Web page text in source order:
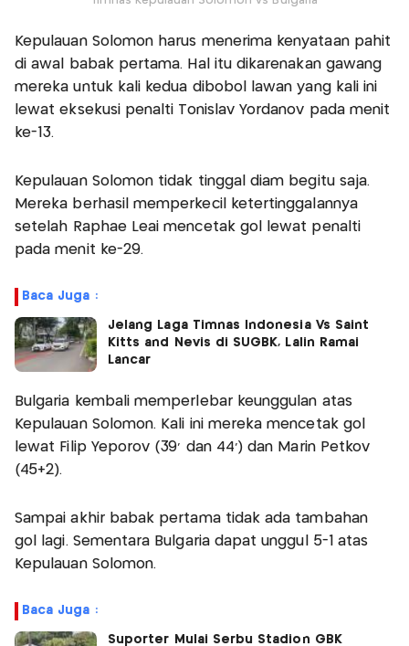
Kepulauan Solomon harus menerima kenyataan pahit
di awal babak pertama. Hal itu dikarenakan gawang
mereka untuk kali kedua dibobol lawan yang kali ini
lewat eksekusi penalti Tonislav Yordanov pada menit
ke-13.
Kepulauan Solomon tidak tinggal diam begitu saja.
Mereka berhasil memperkecil ketertinggalannya
setelah Raphae Leai mencetak gol lewat penalti
pada menit ke-29.
Baca Juga :
Jelang Laga Timnas Indonesia Vs Saint
Kitts and Nevis di SUGBK, Lalin Ramai
Lancar
Bulgaria kembali memperlebar keunggulan atas
Kepulauan Solomon. Kali ini mereka mencetak gol
lewat Filip Yeporov (39' dan 44') dan Marin Petkov
(45+2).
Sampai akhir babak pertama tidak ada tambahan
gol lagi. Sementara Bulgaria dapat unggul 5-1 atas
Kepulauan Solomon.
Baca Juga :
Suporter Mulai Serbu Stadion GBK